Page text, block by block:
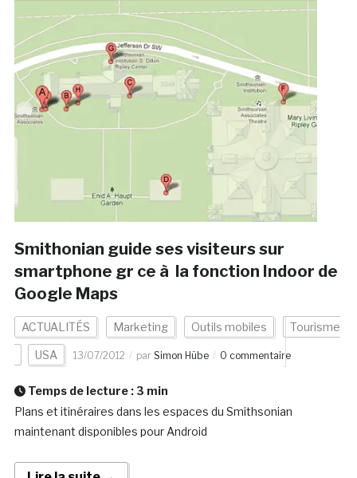
Smithonian guide ses visiteurs sur
smartphone gr ce à la fonction Indoor de
Google Maps
ACTUALITÉS Marketing Outils mobiles Tourisme
USA 13/07/2012 par Simon Hübe 0 commentaire
Temps de lecture : 3 min
Plans et itinéraires dans les espaces du Smithsonian
maintenant disponibles pour Android